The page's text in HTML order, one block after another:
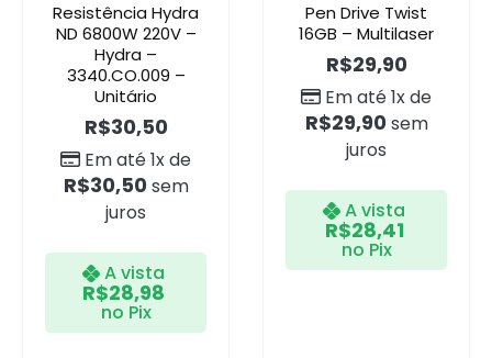
Resistência Hydra
ND 6800W 220V –
Hydra –
3340.CO.009 –
Unitário
R$30,50
Em até 1x de
R$30,50 sem
juros
A vista
R$28,98
no Pix
Pen Drive Twist
16GB – Multilaser
R$29,90
Em até 1x de
R$29,90 sem
juros
A vista
R$28,41
no Pix